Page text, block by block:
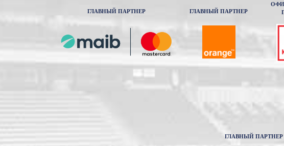
ГЛАВНЫЙ ПАРТНЕР ГЛАВНЫЙ ПАРТНЕР
ГЛАВНЫЙ ПАРТНЕР